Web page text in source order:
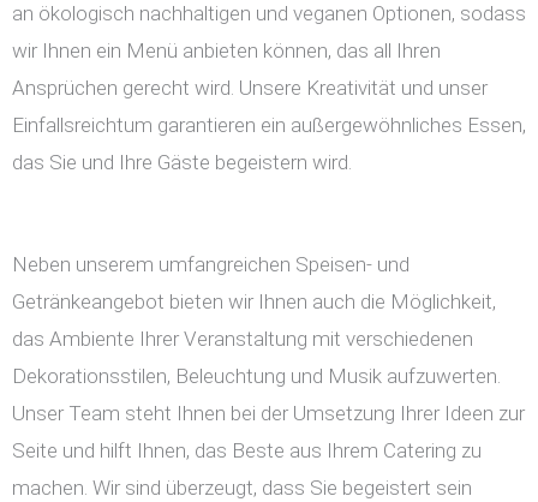
an ökologisch nachhaltigen und veganen Optionen, sodass
wir Ihnen ein Menü anbieten können, das all Ihren
Ansprüchen gerecht wird. Unsere Kreativität und unser
Einfallsreichtum garantieren ein außergewöhnliches Essen,
das Sie und Ihre Gäste begeistern wird.
Neben unserem umfangreichen Speisen- und
Getränkeangebot bieten wir Ihnen auch die Möglichkeit,
das Ambiente Ihrer Veranstaltung mit verschiedenen
Dekorationsstilen, Beleuchtung und Musik aufzuwerten.
Unser Team steht Ihnen bei der Umsetzung Ihrer Ideen zur
Seite und hilft Ihnen, das Beste aus Ihrem Catering zu
machen. Wir sind überzeugt, dass Sie begeistert sein